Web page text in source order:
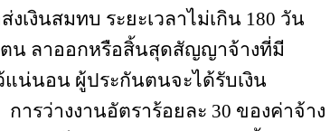
เงินสมทบ ระยะเวลาไม่เกิน 180 วัน
น ลาออกหรือสิ้นสุดสัญญาจ้างที่มี
แน่นอน ผู้ประกันตนจะได้รับเงิน
การว่างงานอัตราร้อยละ 30 ของค่าจ้าง